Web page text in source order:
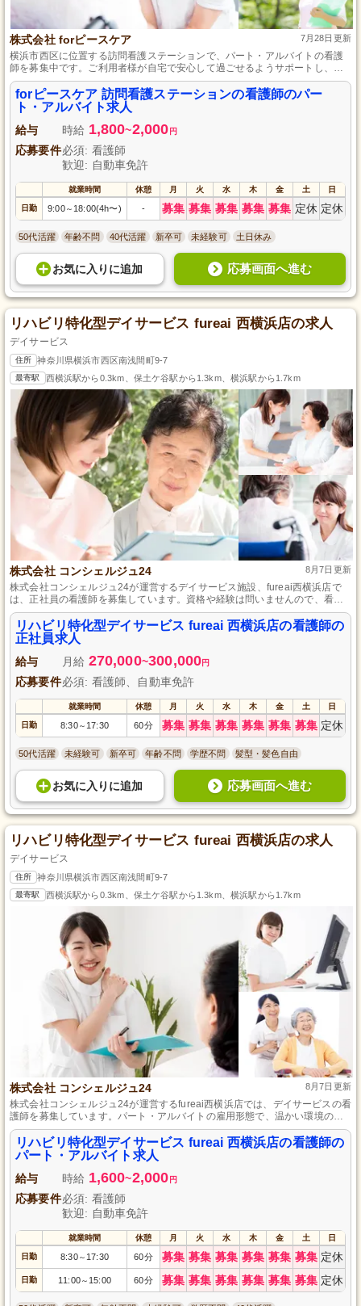
株式会社 forピースケア 7月28日更新
横浜市西区に位置する訪問看護ステーションで、パート・アルバイトの看護
師を募集中です。ご利用者様が自宅で安心して過ごせるようサポートし、生
活支援から介護に関するアドバイスまで提供します。経験がなくても、看護
師資格があれば挑戦可能で、土日休みでプライベートも充実。未経験の方で
も安心のサポート体制が整っており、将来的には正社員への道も開かれてい
ます。
forピースケア 訪問看護ステーションの看護師のパー
ト・アルバイト求人
給与 時給 1,800~2,000 円
応募要件必須: 看護師
歓迎: 自動車免許
就業時間 休憩 月 火 水 木 金 土 日
日勤 9:00～ 18:00(4h〜) - 募集 募集 募集 募集 募集 定休 定休
50代活躍 年齢不問 40代活躍 新卒可 未経験可 土日休み
お気に入り に追加 応募画面へ進む
リハビリ特化型デイサービス fureai 西横浜店の求人
デイサービス
住所 神奈川県横浜市西区南浅間町9-7
最寄駅 西横浜駅から0.3km、保土ケ谷駅から1.3km、横浜駅から1.7km
株式会社 コンシェルジュ24 8月7日更新
株式会社コンシェルジュ24が運営するデイサービス施設、fureai西横浜店で
は、正社員の看護師を募集しています。資格や経験は問いませんので、看護
の道に興味がある方や新しい環境でキャリアをスタートしたい方に最適で
す。あなたのスキルを活かし、私たちと一緒に地域の健康をサポートしませ
んか？応募をお待ちしています。
リハビリ特化型デイサービス fureai 西横浜店の看護師の
正社員求人
給与 月給 270,000~300,000円
応募要件必須: 看護師、自動車免許
就業時間 休憩 月 火 水 木 金 土 日
日勤 8:30～ 17:30 60分 募集 募集 募集 募集 募集 募集 定休
50代活躍 未経験可 新卒可 年齢不問 学歴不問 髪型・髪色自由
お気に入り に追加 応募画面へ進む
リハビリ特化型デイサービス fureai 西横浜店の求人
デイサービス
住所 神奈川県横浜市西区南浅間町9-7
最寄駅 西横浜駅から0.3km、保土ケ谷駅から1.3km、横浜駅から1.7km
株式会社 コンシェルジュ24 8月7日更新
株式会社コンシェルジュ24が運営するfureai西横浜店では、デイサービスの看
護師を募集しています。パート・アルバイトの雇用形態で、温かい環境の中
で利用者とのふれあいを大切にする職場です。地域に根ざしたケアを提供
し、あなたの看護経験を活かして一緒に働きませんか？興味のある方はぜひ
ご応募ください。
リハビリ特化型デイサービス fureai 西横浜店の看護師の
パート・アルバイト求人
給与 時給 1,600~2,000 円
応募要件必須: 看護師
歓迎: 自動車免許
就業時間 休憩 月 火 水 木 金 土 日
日勤 8:30～ 17:30 60分 募集 募集 募集 募集 募集 募集 定休
日勤 11:00～ 15:00 60分 募集 募集 募集 募集 募集 募集 定休